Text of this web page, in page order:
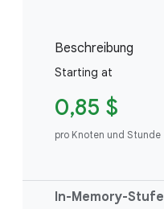
Beschreibung
Starting at
0,85 $
pro Knoten und Stunde
In-Memory-Stufe